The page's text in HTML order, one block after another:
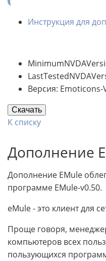
Инструкция для
Версия:
Скачать
К списку
Дополнение
Дополнение EMule
программе EMule-v0.50.
eMule - это клиент для
Проще говоря,
компьютеров всех
пользующихся